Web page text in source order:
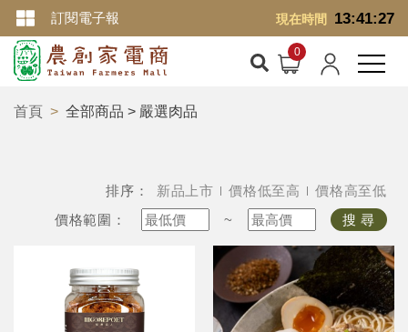
現在時間 13:41:28
訂閱電子報
首頁 全部商品 > 嚴選肉品
排序： 新品上市 價格低至高
價格高至低
價格範圍：
~ 搜 尋